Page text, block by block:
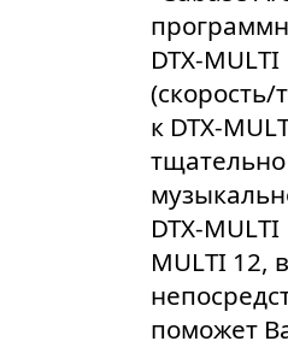
DTX-
к DTX-
DTX-
MULTI 12,
поможет